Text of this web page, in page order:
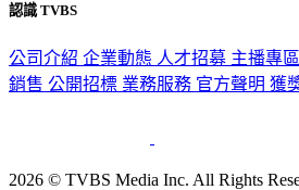
認識 TVBS
公司介紹 企業動態 人才招募 主播專區
銷售 公開招標 業務服務 官方聲明 獲
2026 © TVBS Media Inc. All Rights